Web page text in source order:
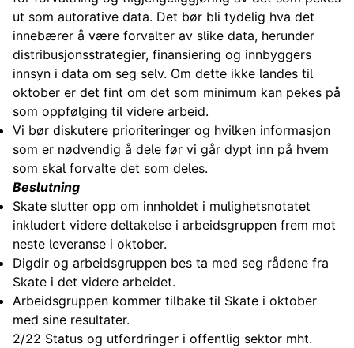
ut som autorative data. Det bør bli tydelig hva det
innebærer å være forvalter av slike data, herunder
distribusjonsstrategier, finansiering og innbyggers
innsyn i data om seg selv. Om dette ikke landes til
oktober er det fint om det som minimum kan pekes på
som oppfølging til videre arbeid.
Vi bør diskutere prioriteringer og hvilken informasjon
som er nødvendig å dele før vi går dypt inn på hvem
som skal forvalte det som deles.
Beslutning
Skate slutter opp om innholdet i mulighetsnotatet
inkludert videre deltakelse i arbeidsgruppen frem mot
neste leveranse i oktober.
Digdir og arbeidsgruppen bes ta med seg rådene fra
Skate i det videre arbeidet.
Arbeidsgruppen kommer tilbake til Skate i oktober
med sine resultater.
2/22 Status og utfordringer i offentlig sektor mht.